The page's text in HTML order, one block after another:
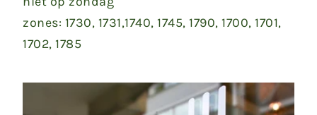
zones: 1730, 1731,1740, 1745, 1790, 1700, 1701,
1702, 1785